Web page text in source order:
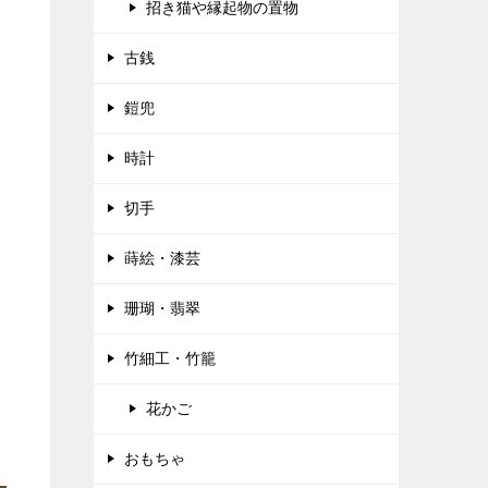
招き猫や縁起物の置物
古銭
鎧兜
時計
切手
蒔絵・漆芸
珊瑚・翡翠
竹細工・竹籠
花かご
おもちゃ